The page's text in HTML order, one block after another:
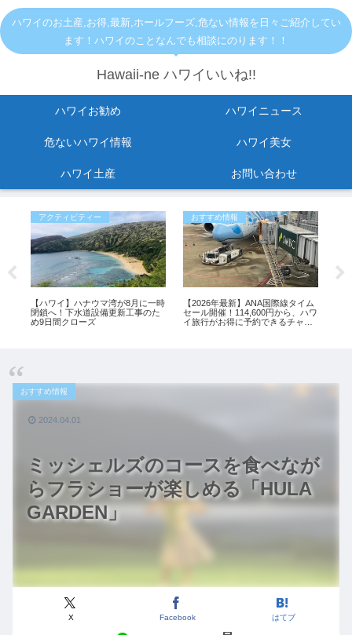
ハワイのお土産,お得,最新,ホールフーズ,危ない情報を日々ご紹介してい
ます！ハワイのことなんでも相談にのります！！
Hawaii-ne ハワイいいね!!
ハワイお勧め ハワイニュース
危ないハワイ情報 ハワイ美女
ハワイ土産 お問い合わせ
アクティビティー
【ハワイ】ハナウマ湾が8月に一時
閉鎖へ！下水道設備更新工事のた
め9日間クローズ
おすすめ情報
【2026年最新】ANA国際線タイム
セール開催！114,600円から、ハワ
イ旅行がお得に予約できるチャン
ミッシェルズのコースを食べなが
らフラショーが楽しめる「HULA
GARDEN」
おすすめ情報
X Facebook はてブ
2024.04.01